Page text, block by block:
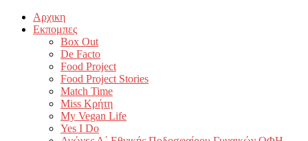
Αρχικη
Εκπομπες
Box Out
De Facto
Food Project
Food Project Stories
Match Time
Miss Κρήτη
My Vegan Life
Yes I Do